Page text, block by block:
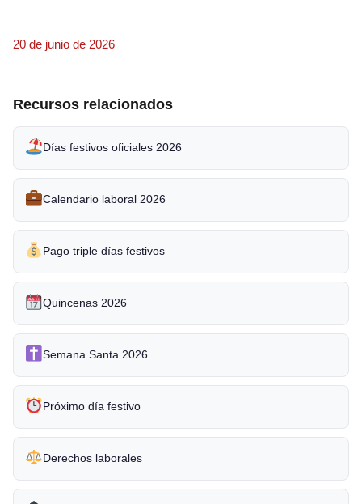
20 de junio de 2026
Recursos relacionados
Días festivos oficiales 2026
Calendario laboral 2026
Pago triple días festivos
Quincenas 2026
Semana Santa 2026
Próximo día festivo
Derechos laborales